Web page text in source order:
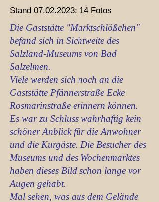
Stand 07.02.2023: 14 Fotos
Die Gaststätte "Marktschlößchen"
befand sich in Sichtweite des
Salzland-Museums von Bad
Salzelmen.
Viele werden sich noch an die
Gaststätte Pfännerstraße Ecke
Rosmarinstraße erinnern können.
Es war zu Schluss wahrhaftig kein
schöner Anblick für die Anwohner
und die Kurgäste. Die Besucher des
Museums und des Wochenmarktes
haben dieses Bild schon lange vor
Augen gehabt.
Mal sehen, was aus dem Gelände